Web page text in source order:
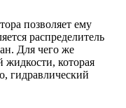
позволяет ему
распределитель
Для чего же
жидкости, которая
гидравлический